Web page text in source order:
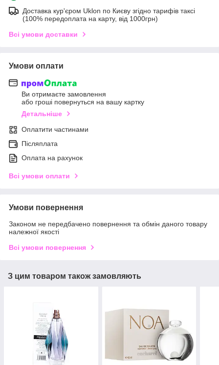
Доставка кур'єром Uklon по Києву згідно тарифів таксі
(100% передоплата на карту, від 1000грн)
Всі умови доставки
Умови оплати
Ви отримаєте замовлення
або гроші повернуться на вашу картку
Детальніше
Оплатити частинами
Післяплата
Оплата на рахунок
Всі умови оплати
Умови повернення
Законом не передбачено повернення та обмін даного товару
належної якості
Всі умови повернення
З цим товаром також замовляють